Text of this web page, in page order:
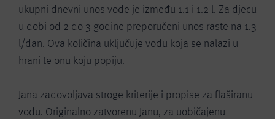
ukupni dnevni unos vode je između 1.1 i 1.2 l. Za djecu
u dobi od 2 do 3 godine preporučeni unos raste na 1.3
l/dan. Ova količina uključuje vodu koja se nalazi u
hrani te onu koju popiju.
Jana zadovoljava stroge kriterije i propise za flaširanu
vodu. Originalno zatvorenu Janu, za uobičajenu